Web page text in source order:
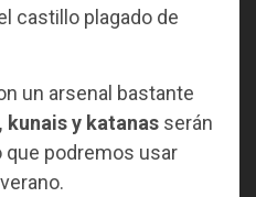
castillo plagado de
un arsenal bastante
kunais y katanas serán
que podremos usar